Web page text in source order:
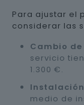
Para ajustar el
considerar las
Cambio
servicio
1.300 €.
medio de